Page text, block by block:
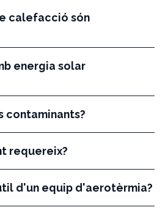
calefacció són
energia solar
contaminants?
requereix?
d'un equip d'aerotèrmia?